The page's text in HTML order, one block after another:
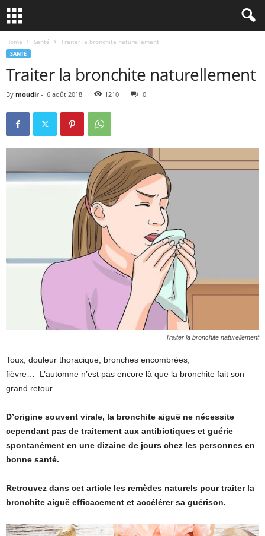
Home Santé Traiter la bronchite naturellement
SANTÉ
Traiter la bronchite naturellement
By moudir - 6 août 2018 1210 0
Traiter la bronchite naturellement
Toux, douleur thoracique, bronches encombrées,
fièvre… L’automne n’est pas encore là que la bronchite fait son
grand retour.
D’origine souvent virale, la bronchite aiguë ne nécessite
cependant pas de traitement aux antibiotiques et guérie
spontanément en une dizaine de jours chez les personnes en
bonne santé.
Retrouvez dans cet article les remèdes naturels pour traiter la
bronchite aiguë efficacement et accélérer sa guérison.